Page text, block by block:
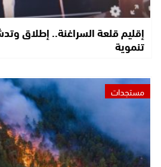
إقليم قلعة السراغنة.. إطلاق
تنموية
مستجدات